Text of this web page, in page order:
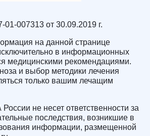
007313 от 30.09.2019 г.
на данной странице
в информационных
медицинскими рекомендациями.
и выбор методики лечения
только вашим лечащим
не несет ответственности за
последствия, возникшие в
информации, размещенной